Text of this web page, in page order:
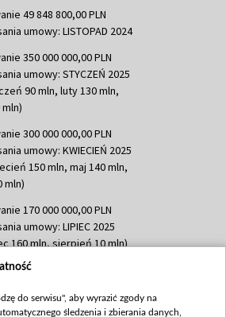
49 848 800,00 PLN
umowy: LISTOPAD 2024
350 000 000,00 PLN
umowy: STYCZEŃ 2025
90 mln, luty 130 mln,
300 000 000,00 PLN
umowy: KWIECIEŃ 2025
150 mln, maj 140 mln,
mln)
170 000 000,00 PLN
umowy: LIPIEC 2025
160 mln, sierpień 10 mln)
60 000 000,00 PLN
60 mln)
do serwisu", aby wyrazić zgody na
śledzenia i zbierania danych,